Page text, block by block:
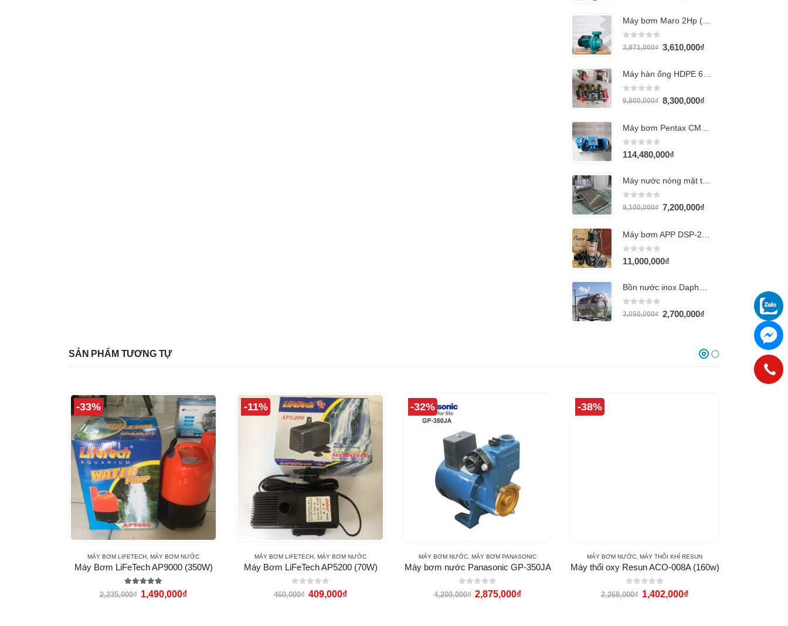
0 out of 5
3,971,000₫ 3,610,000₫
0 out of 5
9,800,000₫ 8,300,000₫
0 out of 5
114,480,000₫
0 out of 5
9,100,000₫ 7,200,000₫
0 out of 5
11,000,000₫
0 out of 5
3,050,000₫ 2,700,000₫
SẢN PHẨM TƯƠNG TỰ
-33%
MÁY BƠM LIFETECH MÁY BƠM NƯỚC
Máy Bơm LiFeTech AP9000 (350W)
5.00 out of 5
2,235,000₫ 1,490,000₫
-11%
MÁY BƠM LIFETECH MÁY BƠM NƯỚC
Máy Bơm LiFeTech AP5200 (70W)
0out of 5
460,000₫ 409,000₫
-32%
MÁY BƠM NƯỚC MÁY BƠM PANASONIC
Máy bơm nước Panasonic GP-350JA
0out of 5
4,200,000₫ 2,875,000₫
-38%
MÁY BƠM NƯỚC MÁY THỔI KHÍ RESUN
Máy thổi oxy Resun ACO-008A (160w)
0out of 5
2,268,000₫ 1,402,000₫